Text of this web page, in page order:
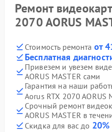
Ремонт
2070 AORUS
Стоимость ремонта от
Бесплатная
Привезем и увезем
AORUS MASTER сами
Гарантия на наши
Aorus RTX 2070 AORUS
Срочный ремонт
AORUS MASTER в
Скидка для вас до 20%